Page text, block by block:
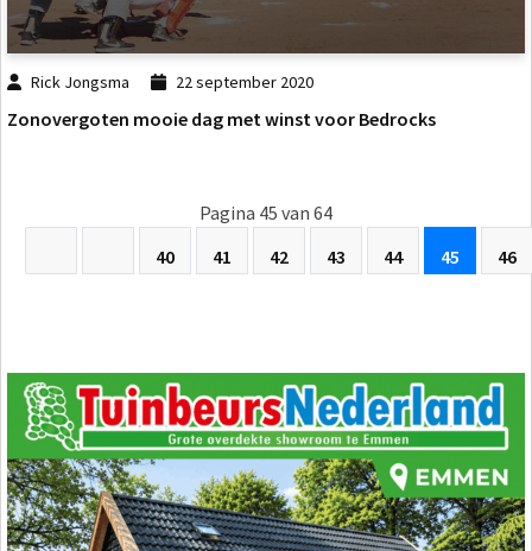
Rick Jongsma 22 september 2020
Zonovergoten mooie dag met winst voor Bedrocks
Pagina 45 van 64
40
41 42 43 44 45 46